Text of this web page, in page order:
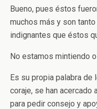
Bueno, pues éstos
muchos más y son
indignantes que éstos
No estamos mintiendo
Es su propia palabra de
coraje, se han
para pedir consejo y